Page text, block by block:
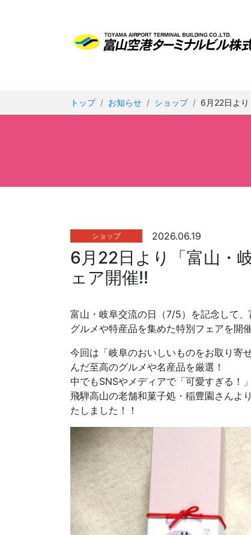
トップ お知らせ ショップ 6月22日よ
ショップ 2026.06.19
6月22日より「富山・
ェア開催!!
富山・岐阜交流の日（7/5）を記念して
グルメや特産品を集めた特別フェアを開
今回は「岐阜のおいしいものをお取り寄
んだ至高のグルメや名産品を厳選！
中でもSNSやメディアで「可愛すぎる！
飛騨高山の老舗和菓子処・稲豊園さんよ
たしました！！